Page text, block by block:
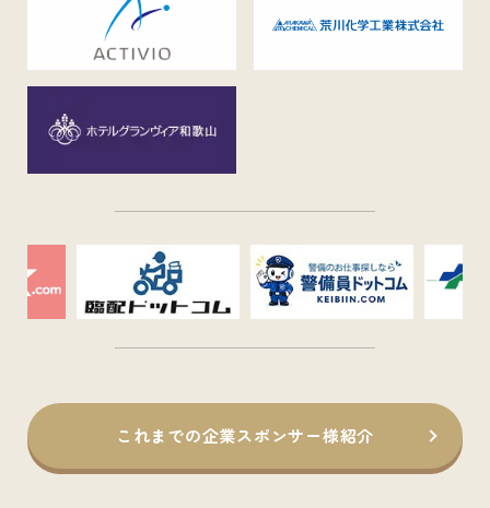
これまでの企業スポンサー様紹介